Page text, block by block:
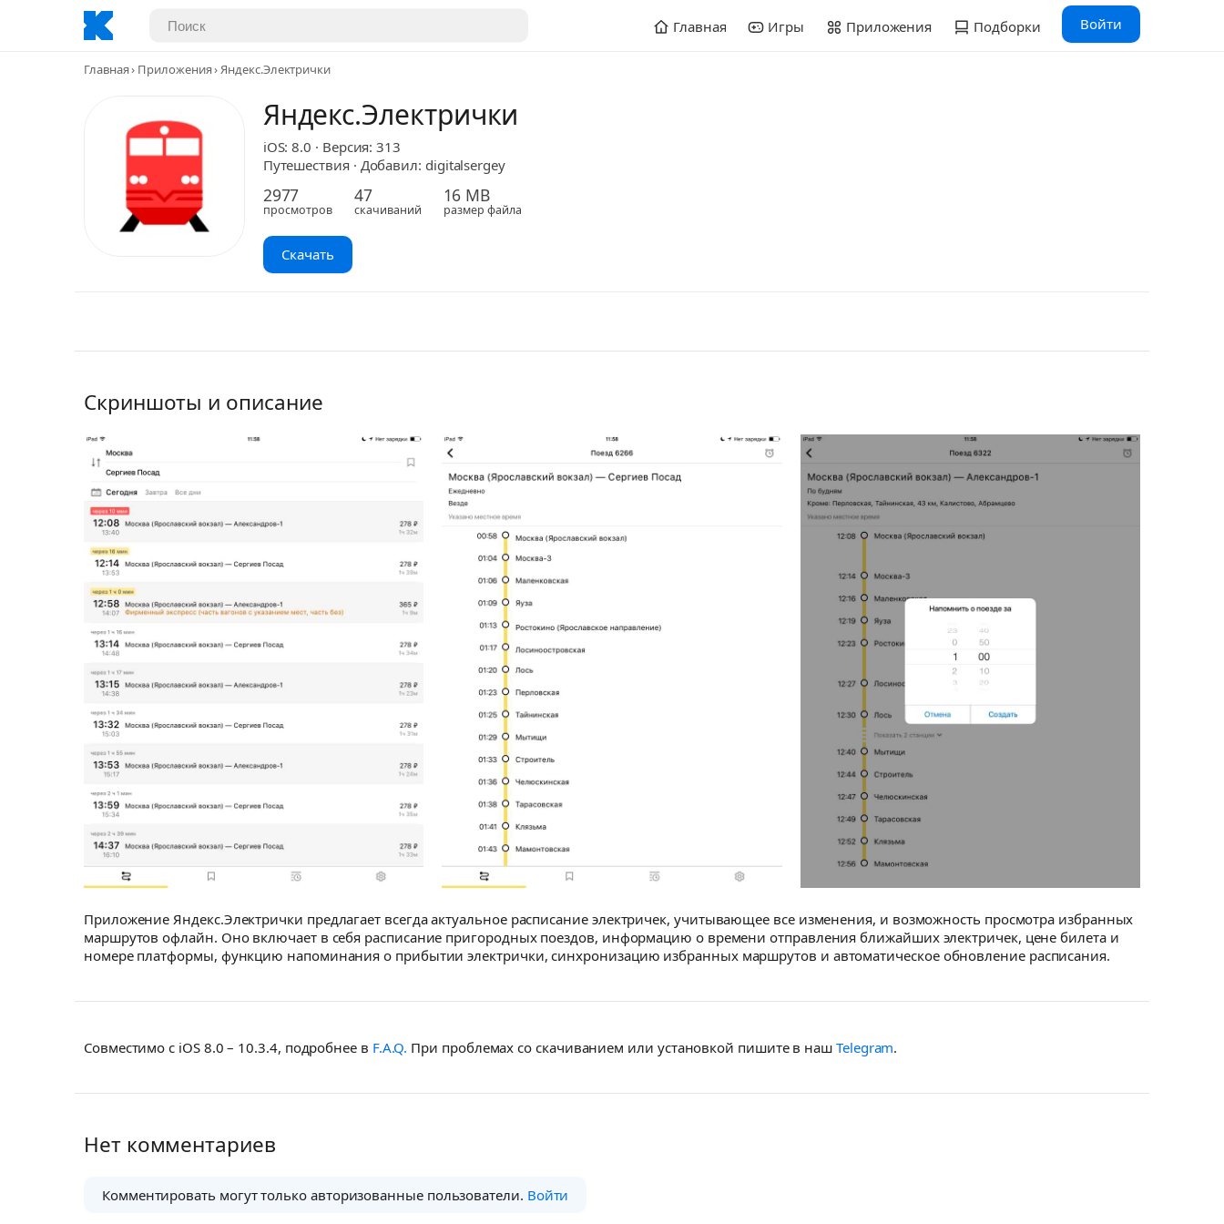
Главная Игры Приложения Подборки Войти
Главная Приложения Яндекс.Электрички
Яндекс.Электрички
iOS: 8.0 · Версия: 313
Путешествия · Добавил: digitalsergey
2977
просмотров
47
скачиваний
16 MB
размер файла
Скачать
Скриншоты и описание
Приложение Яндекс.Электрички предлагает всегда актуальное расписание электричек, учитывающее все изменения, и возможность просмотра избранных
маршрутов офлайн. Оно включает в себя расписание пригородных поездов, информацию о времени отправления ближайших электричек, цене билета и
номере платформы, функцию напоминания о прибытии электрички, синхронизацию избранных маршрутов и автоматическое обновление расписания.
Совместимо с iOS 8.0 – 10.3.4, подробнее в F.A.Q. При проблемах со скачиванием или установкой пишите в нашTelegram.
Нет комментариев
Комментировать могут только авторизованные пользователи. Войти